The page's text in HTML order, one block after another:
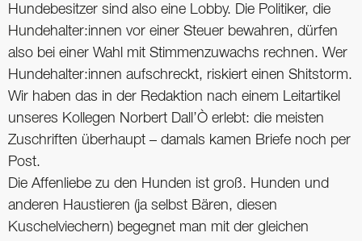
Hundebesitzer sind also eine Lobby. Die Politiker, die
Hundehalter:innen vor einer Steuer bewahren, dürfen
also bei einer Wahl mit Stimmenzuwachs rechnen. Wer
Hundehalter:innen aufschreckt, riskiert einen Shitstorm.
Wir haben das in der Redaktion nach einem Leitartikel
unseres Kollegen Norbert Dall’Ò erlebt: die meisten
Zuschriften überhaupt – damals kamen Briefe noch per
Post.
Die Affenliebe zu den Hunden ist groß. Hunden und
anderen Haustieren (ja selbst Bären, diesen
Kuschelviechern) begegnet man mit der gleichen